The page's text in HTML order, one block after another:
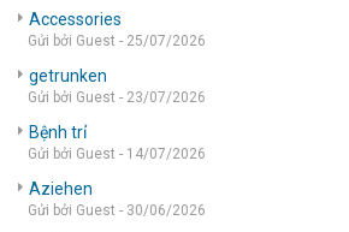
Accessories
Gửi bởi Guest - 25/07/2026
getrunken
Gửi bởi Guest - 23/07/2026
Bệnh trỉ
Gửi bởi Guest - 14/07/2026
Aziehen
Gửi bởi Guest - 30/06/2026